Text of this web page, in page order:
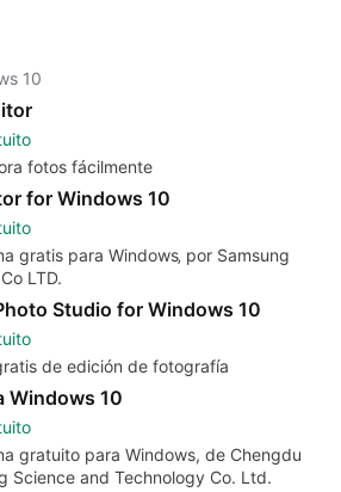
10
fotos fácilmente
for Windows 10
gratis para Windows‚ por Samsung
LTD.
Studio for Windows 10
de edición de fotografía
Windows 10
gratuito para Windows, de Chengdu
Science and Technology Co. Ltd.